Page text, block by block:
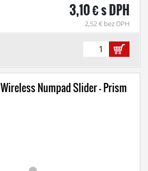
3,10 € s DPH
2,52 € bez DPH
Numpad Slider - Prism